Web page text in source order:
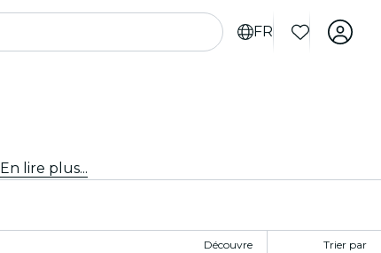
FR
En lire plus...
Découvre Trier par